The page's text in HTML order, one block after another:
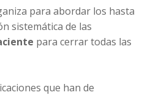
para abordar los hasta
sistemática de las
para cerrar todas las
que han de